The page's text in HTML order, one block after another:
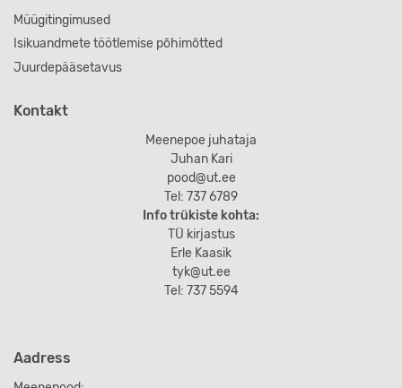
Müügitingimused
Isikuandmete töötlemise põhimõtted
Juurdepääsetavus
Kontakt
Meenepoe juhataja
Juhan Kari
pood@ut.ee
Tel: 737 6789
Info trükiste kohta:
TÜ kirjastus
Erle Kaasik
tyk@ut.ee
Tel: 737 5594
Aadress